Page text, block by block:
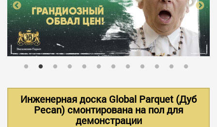
АССОРТИМЕНТ
В НАЛИЧИИ
Инженерная доска Global Parquet (Дуб
Pecan) смонтирована на пол для
демонстрации